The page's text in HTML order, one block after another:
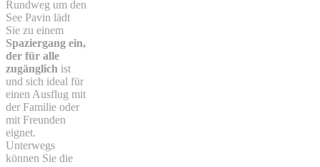
Rundweg um den
See Pavin lädt
Sie zu einem
Spaziergang ein,
der für alle
zugänglich ist
und sich ideal für
einen Ausflug mit
der Familie oder
mit Freunden
eignet.
Unterwegs
können Sie die